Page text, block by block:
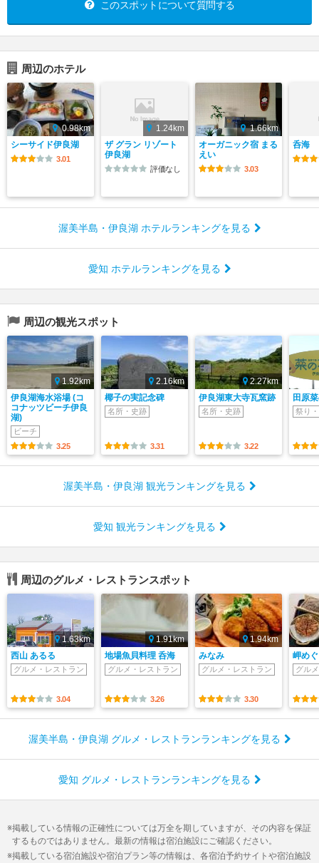
このスポットについて質問する
周辺のホテル
0.98km
シーサイド伊良湖
3.01
1.24km
ザ グラン リゾート
伊良湖
評価なし
1.66km
オーガニック宿 まる
えい
3.03
呑海
渥美半島・伊良湖 ホテルランキングを見る
愛知 ホテルランキングを見る
周辺の観光スポット
1.92km
伊良湖海水浴場 (コ
コナッツビーチ伊良
湖)
ビーチ
3.25
2.16km
椰子の実記念碑
名所・史跡
3.31
2.27km
伊良湖東大寺瓦窯跡
名所・史跡
3.22
田原
祭り
渥美半島・伊良湖 観光ランキングを見る
愛知 観光ランキングを見る
周辺のグルメ・レストランスポット
1.63km
西山 あるる
グルメ・レストラン
3.04
1.91km
地場魚貝料理 呑海
グルメ・レストラン
3.26
1.94km
みなみ
グルメ・レストラン
3.30
岬め
グル
渥美半島・伊良湖 グルメ・レストランランキングを見る
愛知 グルメ・レストランランキングを見る
掲載している情報の正確性については万全を期していますが、その内容を保証
するものではありません。最新の情報は宿泊施設にご確認ください。
掲載している宿泊施設や宿泊プラン等の情報は、各宿泊予約サイトや宿泊施設